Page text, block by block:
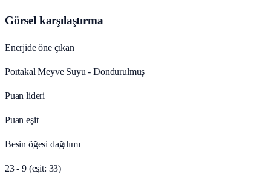
Görsel karşılaştırma
Enerjide öne çıkan
Portakal Meyve Suyu - Dondurulmuş
Puan lideri
Puan eşit
Besin öğesi dağılımı
23 - 9 (eşit: 33)